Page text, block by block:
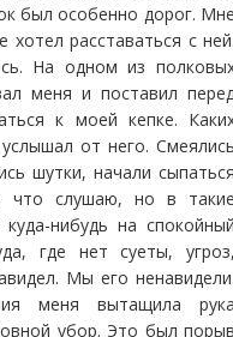
был особенно дорог.
хотел расставаться с
На одном из
меня и поставил
к моей кепке.
от него.
шутки, начали
что слушаю, но в
нибудь на
где нет суеты,
Мы его
меня вытащила
убор. Это был